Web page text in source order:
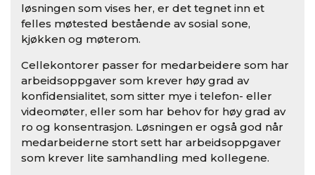
løsningen som vises her, er det tegnet inn et
felles møtested bestående av sosial sone,
kjøkken og møterom.
Cellekontorer passer for medarbeidere som har
arbeidsoppgaver som krever høy grad av
konfidensialitet, som sitter mye i telefon- eller
videomøter, eller som har behov for høy grad av
ro og konsentrasjon. Løsningen er også god når
medarbeiderne stort sett har arbeidsoppgaver
som krever lite samhandling med kollegene.